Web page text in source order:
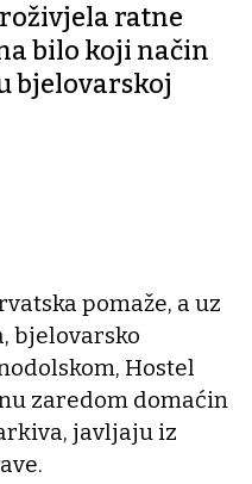
ratne
bilo koji način
bjelovarskoj
pomaže, a uz
bjelovarsko
Hostel
zaredom domaćin
javljaju iz